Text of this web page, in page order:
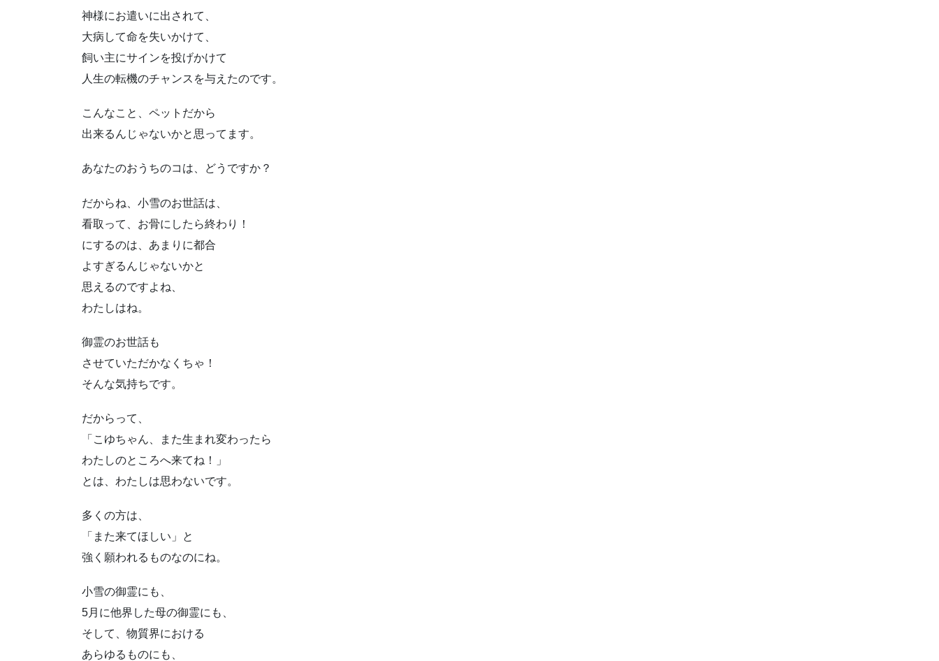
神様にお遣いに出されて、
大病して命を失いかけて、
飼い主にサインを投げかけて
人生の転機のチャンスを与えたのです。
こんなこと、ペットだから
出来るんじゃないかと思ってます。
あなたのおうちのコは、どうですか？
だからね、小雪のお世話は、
看取って、お骨にしたら終わり！
にするのは、あまりに都合
よすぎるんじゃないかと
思えるのですよね、
わたしはね。
御霊のお世話も
させていただかなくちゃ！
そんな気持ちです。
だからって、
「こゆちゃん、また生まれ変わったら
わたしのところへ来てね！」
とは、わたしは思わないです。
多くの方は、
「また来てほしい」と
強く願われるものなのにね。
小雪の御霊にも、
5月に他界した母の御霊にも、
そして、物質界における
あらゆるものにも、